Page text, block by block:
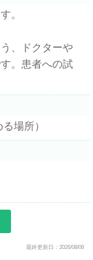
。
、ドクターや
。患者への試
場所）
最終更新日：2026/08/06